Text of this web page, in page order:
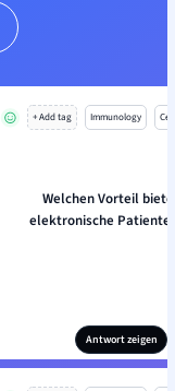
+ Add tag Immunology
Welchen Vorteil
elektronische
Antwort zeigen